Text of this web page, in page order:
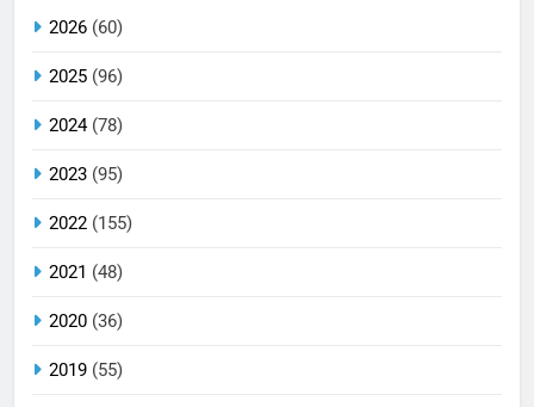
2026 (60)
2025 (96)
2024(78)
2023 (95)
2022 (155)
2021 (48)
2020 (36)
2019 (55)